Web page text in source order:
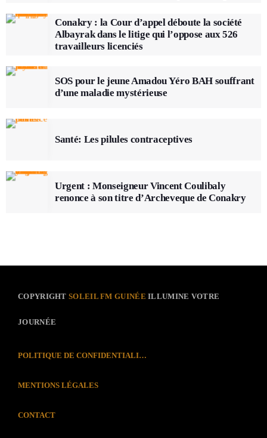
Conakry : la Cour d’appel déboute la société
Albayrak dans le litige qui l’oppose aux 526
travailleurs licenciés
SOS pour le jeune Amadou Yéro BAH souffrant
d’une maladie mystérieuse
Santé: Les pilules contraceptives
Urgent : Monseigneur Vincent Coulibaly
renonce à son titre d’Archeveque de Conakry
COPYRIGHTSOLEIL FM GUINÉE ILLUMINE VOTRE
JOURNÉE
POLITIQUE DE CONFIDENTIALITÉ
MENTIONS LÉGALES
CONTACT